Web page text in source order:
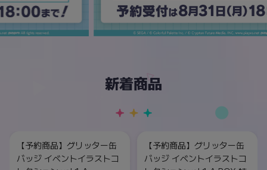
新着商品
【予約商品】グリッター缶
バッジ イベントイラストコ
【予約商品】グリッター缶
バッジ イベントイラストコ